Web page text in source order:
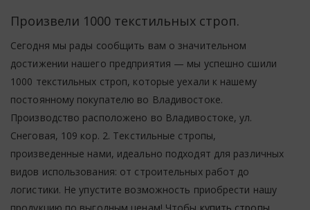
Произвели 1000 текстильных строп.
Сегодня мы рады сообщить вам о значительном
достижении нашего предприятия — мы успешно сшили
1000 текстильных строп, которые уехали к нашему
постоянному покупателю во Владивостоке.
Производство расположено во Владивостоке, ул.
Снеговая, 109 кор. 2. Текстильные стропы,
произведенные нами, идеально подходят для различных
видов использования: от строительных работ до
логистики. Не упустите возможность приобрести нашу